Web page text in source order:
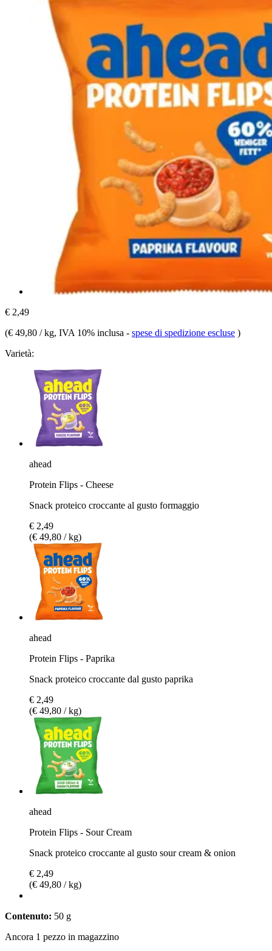
€ 2,49
(€ 49,80 / kg, IVA 10% inclusa - spese di spedizione escluse )
Varietà:
ahead
Protein Flips - Cheese
Snack proteico croccante al gusto formaggio
€ 2,49
(€ 49,80 / kg)
ahead
Protein Flips - Paprika
Snack proteico croccante dal gusto paprika
€ 2,49
(€ 49,80 / kg)
ahead
Protein Flips - Sour Cream
Snack proteico croccante al gusto sour cream & onion
€ 2,49
(€ 49,80 / kg)
Contenuto: 50 g
Ancora 1 pezzo in magazzino